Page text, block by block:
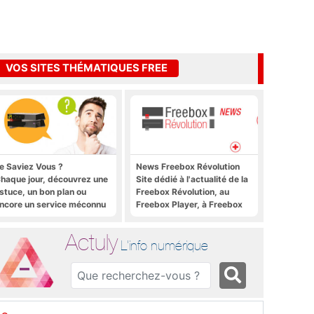
VOS SITES THÉMATIQUES FREE
Saviez Vous ?
jour, découvrez une
un bon plan ou
un service méconnu
News Freebox Révolution
Site dédié à l'actualité de la
Freebox Révolution, au
Freebox Player, à Freebox
Actuly L'info numérique